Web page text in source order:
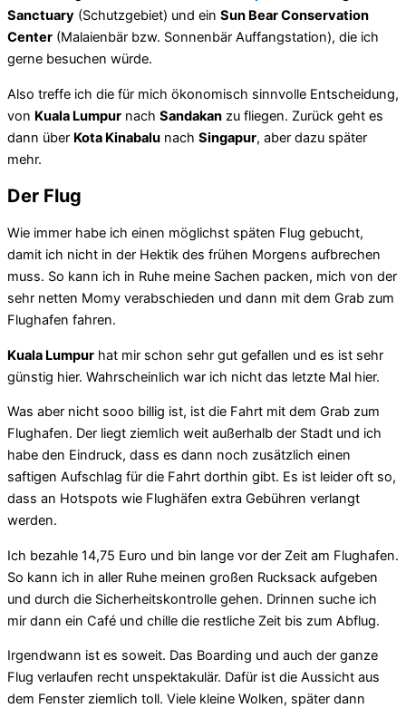
Sanctuary (Schutzgebiet) und ein Sun Bear Conservation
Center (Malaienbär bzw. Sonnenbär Auffangstation), die ich
gerne besuchen würde.
Also treffe ich die für mich ökonomisch sinnvolle Entscheidung,
von Kuala Lumpur nach Sandakan zu fliegen. Zurück geht es
dann über Kota Kinabalu nach Singapur, aber dazu später
mehr.
Der Flug
Wie immer habe ich einen möglichst späten Flug gebucht,
damit ich nicht in der Hektik des frühen Morgens aufbrechen
muss. So kann ich in Ruhe meine Sachen packen, mich von der
sehr netten Momy verabschieden und dann mit dem Grab zum
Flughafen fahren.
Kuala Lumpur hat mir schon sehr gut gefallen und es ist sehr
günstig hier. Wahrscheinlich war ich nicht das letzte Mal hier.
Was aber nicht sooo billig ist, ist die Fahrt mit dem Grab zum
Flughafen. Der liegt ziemlich weit außerhalb der Stadt und ich
habe den Eindruck, dass es dann noch zusätzlich einen
saftigen Aufschlag für die Fahrt dorthin gibt. Es ist leider oft so,
dass an Hotspots wie Flughäfen extra Gebühren verlangt
werden.
Ich bezahle 14,75 Euro und bin lange vor der Zeit am Flughafen.
So kann ich in aller Ruhe meinen großen Rucksack aufgeben
und durch die Sicherheitskontrolle gehen. Drinnen suche ich
mir dann ein Café und chille die restliche Zeit bis zum Abflug.
Irgendwann ist es soweit. Das Boarding und auch der ganze
Flug verlaufen recht unspektakulär. Dafür ist die Aussicht aus
dem Fenster ziemlich toll. Viele kleine Wolken, später dann